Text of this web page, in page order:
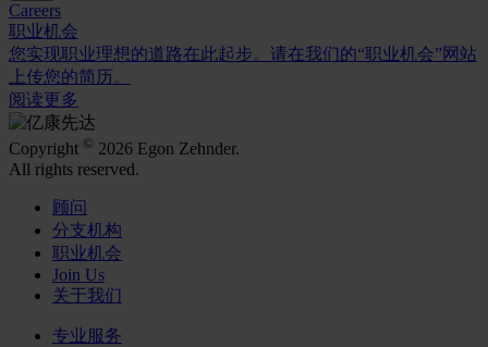
Careers
职业机会
您实现职业理想的道路在此起步。请在我们的“职业机会”网站
上传您的简历。
阅读更多
Copyright © 2026 Egon Zehnder.
All rights reserved.
顾问
分支机构
职业机会
Join Us
关于我们
专业服务